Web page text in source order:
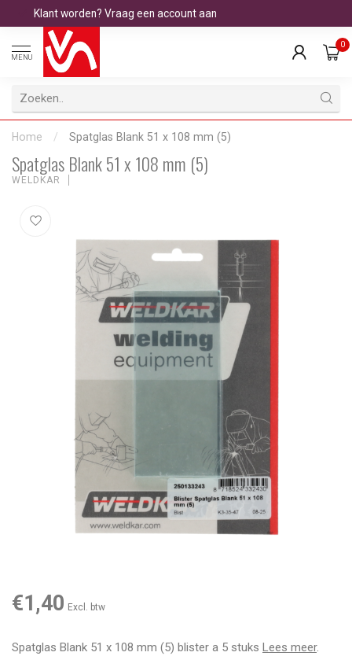
Klant worden? Vraag een account aan
MENU
0
Home / Spatglas Blank 51 x 108 mm (5)
Spatglas Blank 51 x 108 mm (5)
WELDKAR
€1,40 Excl. btw
Spatglas Blank 51 x 108 mm (5) blister a 5 stuks Lees meer.